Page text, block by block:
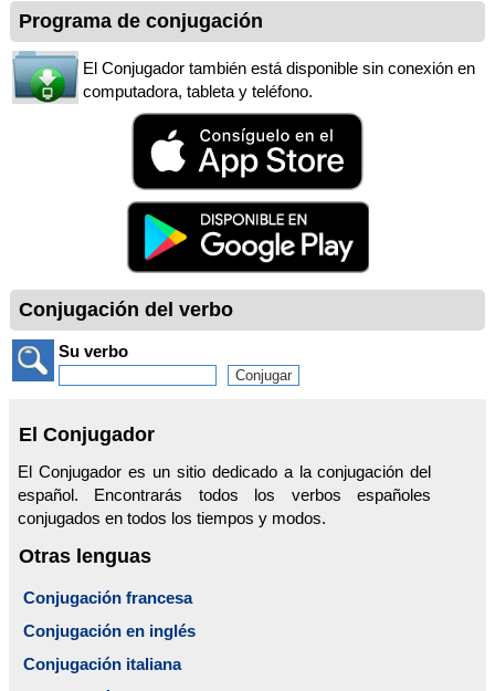
Programa de conjugación
El Conjugador también está disponible sin conexión en
computadora, tableta y teléfono.
Conjugación del verbo
Su verbo
El Conjugador
El Conjugador es un sitio dedicado a la conjugación del
español. Encontrarás todos los verbos españoles
conjugados en todos los tiempos y modos.
Otras lenguas
Conjugación francesa
Conjugación en inglés
Conjugación italiana